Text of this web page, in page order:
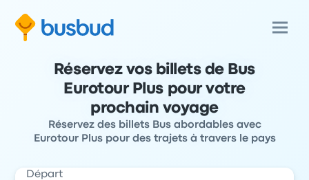
Réservez vos billets de Bus
Eurotour Plus pour votre
prochain voyage
Réservez des billets Bus abordables avec
Eurotour Plus pour des trajets à travers le pays
Départ